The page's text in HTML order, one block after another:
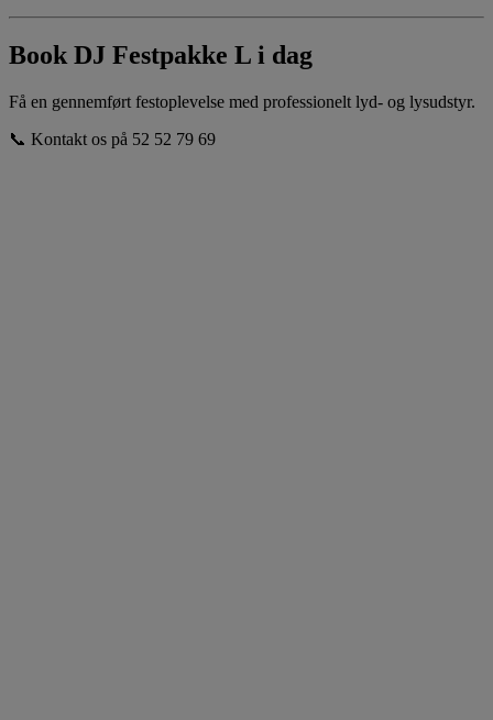
Book DJ Festpakke L i dag
Få en gennemført festoplevelse med professionelt lyd- og lysudstyr.
📞 Kontakt os på 52 52 79 69